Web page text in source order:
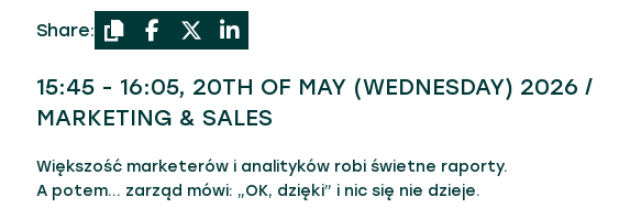
Share:
15:45 - 16:05, 20TH OF MAY (WEDNESDAY) 2026 /
MARKETING & SALES
Większość marketerów i analityków robi świetne raporty.
A potem… zarząd mówi: „OK, dzięki” i nic się nie dzieje.